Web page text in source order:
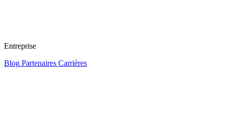
Entreprise
Blog Partenaires Carrières